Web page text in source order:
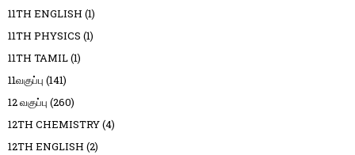
11TH ENGLISH (1)
11TH PHYSICS (1)
11TH TAMIL(1)
11வகுப்பு (141)
12 வகுப்பு (260)
12TH CHEMISTRY(4)
12TH ENGLISH (2)